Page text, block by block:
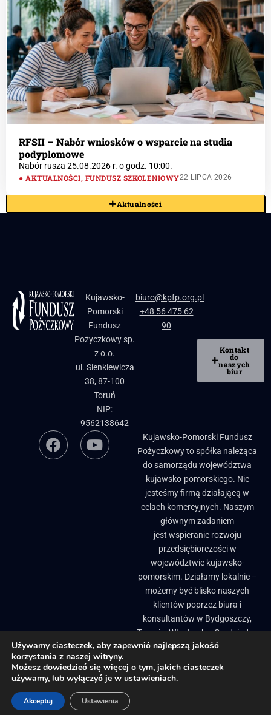
RFSII – Nabór wniosków o wsparcie na studia
podyplomowe
Nabór rusza 25.08.2026 r. o godz. 10:00.
AKTUALNOŚCI, FUNDUSZ SZKOLENIOWY22 LIPCA 2026
Aktualności
Kujawsko-
Pomorski
Fundusz
Pożyczkowy sp.
z o.o.
ul. Sienkiewicza
38, 87-100
Toruń
NIP:
9562138642
biuro@kpfp.org.pl
+48 56 475 62
90
Kontakt
do
naszych
biur
Kujawsko-Pomorski Fundusz
Pożyczkowy to spółka należąca
do samorządu województwa
kujawsko-pomorskiego. Nie
jesteśmy firmą działającą w
celach komercyjnych. Naszym
głównym zadaniem
jest wspieranie rozwoju
przedsiębiorczości w
województwie kujawsko-
pomorskim. Działamy lokalnie –
możemy być blisko naszych
klientów poprzez biura i
konsultantów w Bydgoszczy,
Toruniu, Włocławku, Grudziądzu
i Brodnicy. ​
Biuletyn Informacji Publicznej
Pożyczki, granty i dotacje dla firm
Regionalne inkubatory przedsiębiorczości
Używamy ciasteczek, aby zapewnić najlepszą jakość
korzystania z naszej witryny.
Możesz dowiedzieć się więcej o tym, jakich ciasteczek
używamy, lub wyłączyć je w ustawieniach.
Akceptuj Ustawienia